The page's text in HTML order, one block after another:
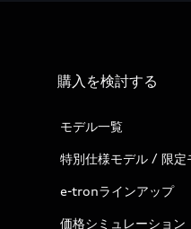
購入を検討する
モデル一覧
特別仕様モデル / 限定
e-tronラインアップ
価格シミュレーション